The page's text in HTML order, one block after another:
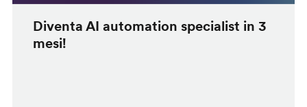
Diventa AI automation specialist in 3
mesi!